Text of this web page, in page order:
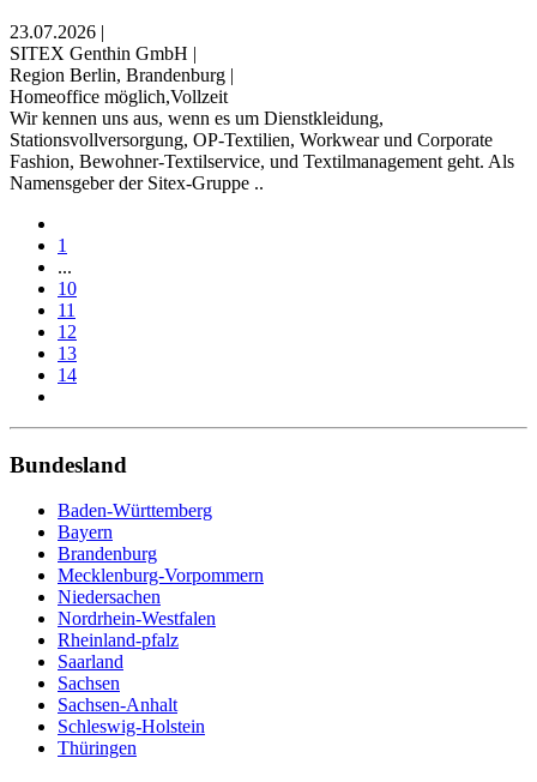
23.07.2026 |
SITEX Genthin GmbH |
Region Berlin, Brandenburg |
Homeoffice möglich,Vollzeit
Wir kennen uns aus, wenn es um Dienstkleidung,
Stationsvollversorgung, OP-Textilien, Workwear und Corporate
Fashion, Bewohner-Textilservice, und Textilmanagement geht. Als
Namensgeber der Sitex-Gruppe ..
1
...
10
11
12
13
14
Bundesland
Baden-Württemberg
Bayern
Brandenburg
Mecklenburg-Vorpommern
Niedersachen
Nordrhein-Westfalen
Rheinland-pfalz
Saarland
Sachsen
Sachsen-Anhalt
Schleswig-Holstein
Thüringen